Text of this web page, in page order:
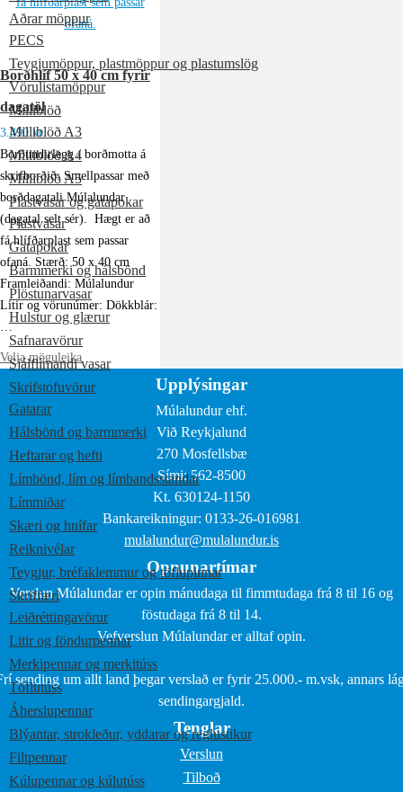
Aðrar möppur
PECS
Teygjumöppur, plastmöppur og plastumslög
Vörulistamöppur
Milliblöð
Milliblöð A3
Milliblöð A4
Milliblöð A5
Plastvasar og gatapokar
Plastvasar
Gatapokar
Barmmerki og hálsbönd
Plöstunarvasar
Hulstur og glærur
Safnaravörur
Sjálflímandi vasar
Skrifstofuvörur
Gatarar
Hálsbönd og barmmerki
Heftarar og hefti
Límbönd, lím og límbandsstandar
Límmiðar
Skæri og hnífar
Reiknivélar
Teygjur, bréfaklemmur og töflupinnar
Skriffæri
Leiðréttingavörur
Litir og föndurpennar
Merkipennar og merkitúss
Töflutúss
Áherslupennar
Blýantar, strokleður, yddarar og reglustikur
Filtpennar
Kúlupennar og kúlutúss
Borðhlíf 50 x 40 cm fyrir
dagatöl
3.490kr.
Borðundirlegg / borðmotta á
skrifborðið. Smellpassar með
borðdagatali Múlalundar
(dagatal selt sér). Hægt er að
fá hlífðarplast sem passar
ofaná. Stærð: 50 x 40 cm
Framleiðandi: Múlalundur
Litir og vörunúmer: Dökkblár:
…
Velja möguleika
Upplýsingar
Múlalundur ehf.
Við Reykjalund
270 Mosfellsbæ
Sími: 562-8500
Kt. 630124-1150
Bankareikningur: 0133-26-016981
mulalundur@mulalundur.is
Opnunartímar
Verslun Múlalundar er opin mánudaga til fimmtudaga frá 8 til 16 og
föstudaga frá 8 til 14.
Vefverslun Múlalundar er alltaf opin.
sending um allt land þegar verslað er fyrir 25.000.- m.vsk, annars
sendingargjald.
Tenglar
Verslun
Tilboð